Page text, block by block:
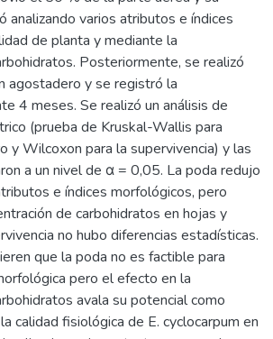
analizando varios atributos e índices
de planta y mediante la
Posteriormente, se realizó
agostadero y se registró la
4 meses. Se realizó un análisis de
(prueba de Kruskal-Wallis para
y Wilcoxon para la supervivencia) y las
a un nivel de α = 0,05. La poda redujo
e índices morfológicos, pero
de carbohidratos en hojas y
no hubo diferencias estadísticas.
que la poda no es factible para
pero el efecto en la
avala su potencial como
calidad fisiológica de E. cyclocarpum en